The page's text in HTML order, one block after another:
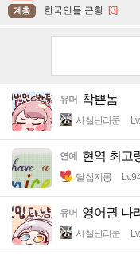
계층 한국인들 근황 [3]
유머 착쁜놈
사실난라쿤
연예 현역 최고
달섭지롱
유머 영어권 나
사실난라쿤